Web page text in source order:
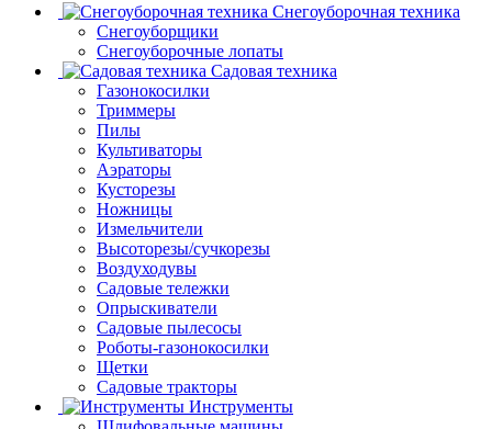
Снегоуборочная техника
Снегоуборщики
Снегоуборочные лопаты
Садовая техника
Газонокосилки
Триммеры
Пилы
Культиваторы
Аэраторы
Кусторезы
Ножницы
Измельчители
Высоторезы/сучкорезы
Воздуходувы
Садовые тележки
Опрыскиватели
Садовые пылесосы
Роботы-газонокосилки
Щетки
Садовые тракторы
Инструменты